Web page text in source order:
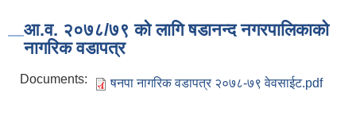
आ.व. २०७८/७९ को लागि षडानन्द नगरपालिकाको
नागरिक वडापत्र
Documents: षनपा नागरिक वडापत्र २०७८-७९ वेवसाईट.pdf